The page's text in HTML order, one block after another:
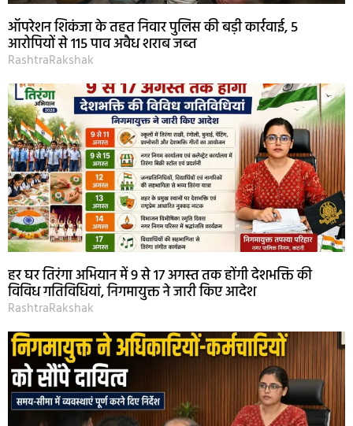
ऑपरेशन शिकंजा के तहत निवार पुलिस की बड़ी कार्रवाई, 5
आरोपियों से 115 पाव अवैध शराब जब्त
RashtraRakshak
हर घर तिरंगा अभियान में 9 से 17 अगस्त तक होंगी देशभक्ति की
विविध गतिविधियां, निगमायुक्त ने जारी किए आदेश
RashtraRakshak